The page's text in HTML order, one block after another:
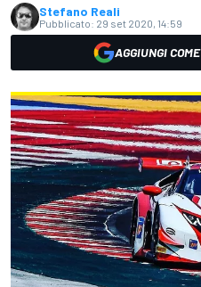
Stefano Reali
Pubblicato: 29 set 2020, 14:59
AGGIUNGI